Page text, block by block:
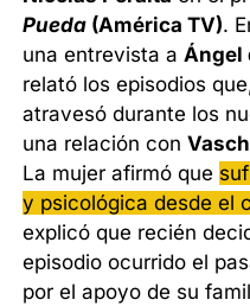
Pueda (América TV).
una entrevista aÁngel
relató los episodios
atravesó durante los
una relación con
La mujer afirmó que
y psicológica desde el
explicó que recién
episodio ocurrido el
por el apoyo de su